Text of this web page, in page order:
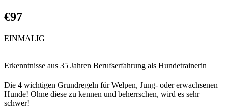
€97
EINMALIG
Erkenntnisse aus 35 Jahren Berufserfahrung als Hundetrainerin
Die 4 wichtigen Grundregeln für Welpen, Jung- oder erwachsenen
Hunde! Ohne diese zu kennen und beherrschen, wird es sehr
schwer!